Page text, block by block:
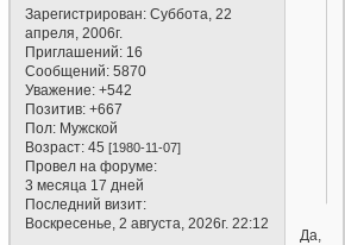
Зарегистрирован: Суббота, 22
апреля, 2006г.
Приглашений: 16
Сообщений: 5870
Уважение: +542
Позитив: +667
Пол: Мужской
Возраст: 45[1980-11-07]
Провел на форуме:
3 месяца 17 дней
Последний визит:
Воскресенье, 2 августа, 2026г. 22:12
Да,